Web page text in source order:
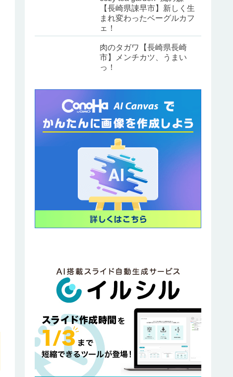
【長崎県諌早市】新しく生
まれ変わったベーグルカフ
ェ！
肉のタガワ【長崎県長崎
市】メンチカツ、うまい
っ！